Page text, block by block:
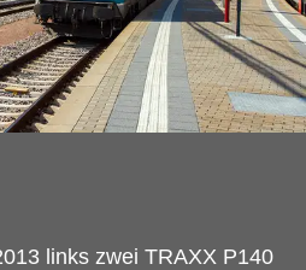
links zwei TRAXX P140